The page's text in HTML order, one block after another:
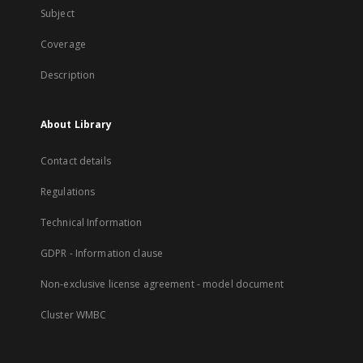
Subject
Coverage
Description
About Library
Contact details
Regulations
Technical Information
GDPR - Information clause
Non-exclusive license agreement - model document
Cluster WMBC